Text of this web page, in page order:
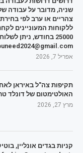
שניה, מדובר על עבודה
צהריים או ערב לפי
25000 בחודש, ניתן
אפריל 7, 2026
תקיפות צה"ל באיראן
האולטימטום של דונלד
מרץ 27, 2026
קניות בגדים אונליין,